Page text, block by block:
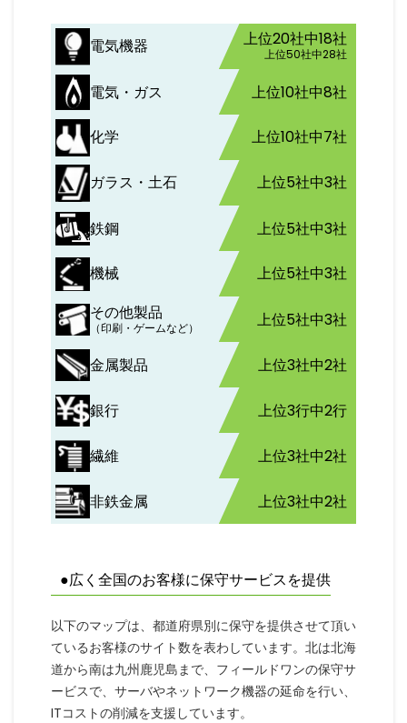
電気機器 上位20社中18社
上位50社中28社
電気・ガス 上位10社中8社
化学 上位10社中7社
ガラス・土石 上位5社中3社
鉄鋼 上位5社中3社
機械
上位5社中3社
その他製品
（印刷・ゲームなど） 上位5社中3社
金属製品 上位3社中2社
銀行 上位3行中2行
繊維 上位3社中2社
非鉄金属 上位3社中2社
●広く全国のお客様に保守サービスを提供
以下のマップは、都道府県別に保守を提供させて頂い
ているお客様のサイト数を表わしています。北は北海
道から南は九州鹿児島まで、フィールドワンの保守サ
ービスで、サーバやネットワーク機器の延命を行い、
ITコストの削減を支援しています。